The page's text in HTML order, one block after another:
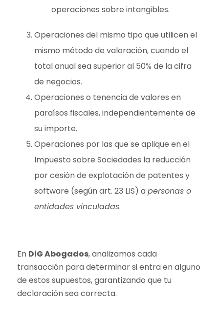
operaciones sobre intangibles.
Operaciones del mismo tipo que utilicen el
mismo método de valoración, cuando el
total anual sea superior al 50% de la cifra
de negocios.
Operaciones o tenencia de valores en
paraísos fiscales, independientemente de
su importe.
Operaciones por las que se aplique en el
Impuesto sobre Sociedades la reducción
por cesión de explotación de patentes y
software (según art. 23 LIS) apersonas o
entidades vinculadas.
En DiG Abogados, analizamos cada
transacción para determinar si entra en alguno
de estos supuestos, garantizando que tu
declaración sea correcta.